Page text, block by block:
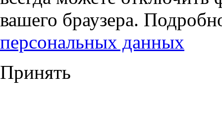
вашего браузера.
персональных данных
Принять